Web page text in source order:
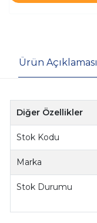
Ürün Açıklaması
Diğer Özellikler
Stok Kodu
Marka
Stok Durumu